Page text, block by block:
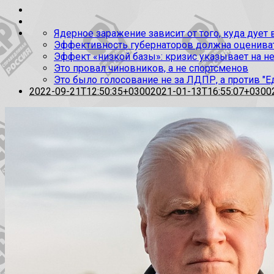
Ядерное заражение зависит от того, куда
Эффективность губернаторов должна
Эффект «низкой базы»: кризис указывает на
Это провал чиновников, а не спортсменов
Это было голосование не за ЛДПР, а против
2022-09-21T12:50:35+03002021-01-13T16:55:07+0300